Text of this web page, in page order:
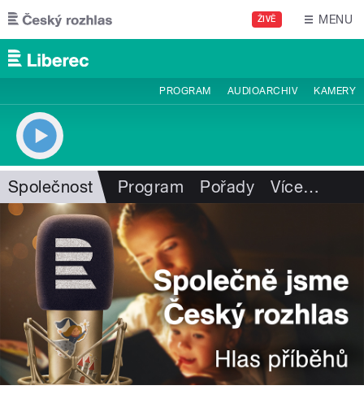
Přejít k hlavnímu obsahu
ŽIVĚ MENU
PROGRAM AUDIOARCHIV KAMERY
Společnost Program Pořady Více…